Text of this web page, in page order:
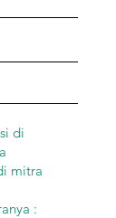
di
mitra
: